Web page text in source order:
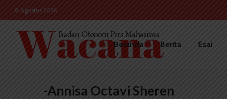
8 Agustus 2026
Beranda Berita Esai
-Annisa Octavi Sheren